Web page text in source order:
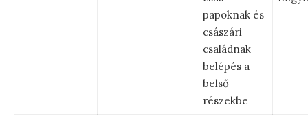
papoknak és
császári
családnak
belépés a
belső
részekbe